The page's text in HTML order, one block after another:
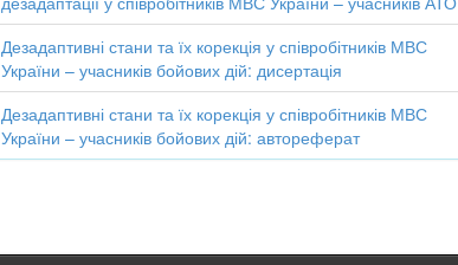
Дезадаптивні стани та їх корекція у співробітників МВС
України – учасників бойових дій: дисертація
Дезадаптивні стани та їх корекція у співробітників МВС
України – учасників бойових дій: автореферат